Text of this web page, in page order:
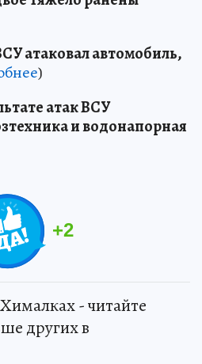
атаковал автомобиль,
)
атак ВСУ
и водонапорная
+2
- читайте
других в